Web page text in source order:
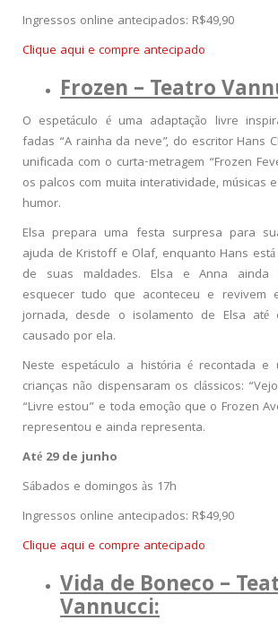
Ingressos online antecipados: R$49,90
Clique aqui e compre antecipado
Frozen – Teatro
O espetáculo é uma adaptação livre
fadas “A rainha da neve”, do escritor Hans
unificada com o curta-metragem “Frozen
os palcos com muita interatividade, músicas
humor.
Elsa prepara uma festa surpresa para
ajuda de Kristoff e Olaf, enquanto Hans
de suas maldades. Elsa e Anna ainda
esquecer tudo que aconteceu e revivem
jornada, desde o isolamento de Elsa
causado por ela.
Neste espetáculo a história é recontada e
crianças não dispensaram os clássicos:
“Livre estou” e toda emoção que o Frozen
representou e ainda representa.
Até 29 de junho
Sábados e domingos às 17h
Ingressos online antecipados: R$49,90
Clique aqui e compre antecipado
Vida de Boneco –
Vannucci: